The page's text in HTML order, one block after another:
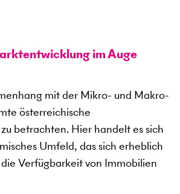
im Auge
mit der Mikro- und Makro-
österreichische
betrachten. Hier handelt es sich
Umfeld, das sich erheblich
Verfügbarkeit von Immobilien